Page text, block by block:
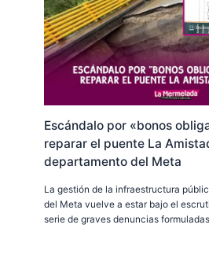
Escándalo por «bonos
reparar el puente La
departamento del Meta
La gestión de la infraestructura
del Meta vuelve a estar bajo el
serie de graves denuncias